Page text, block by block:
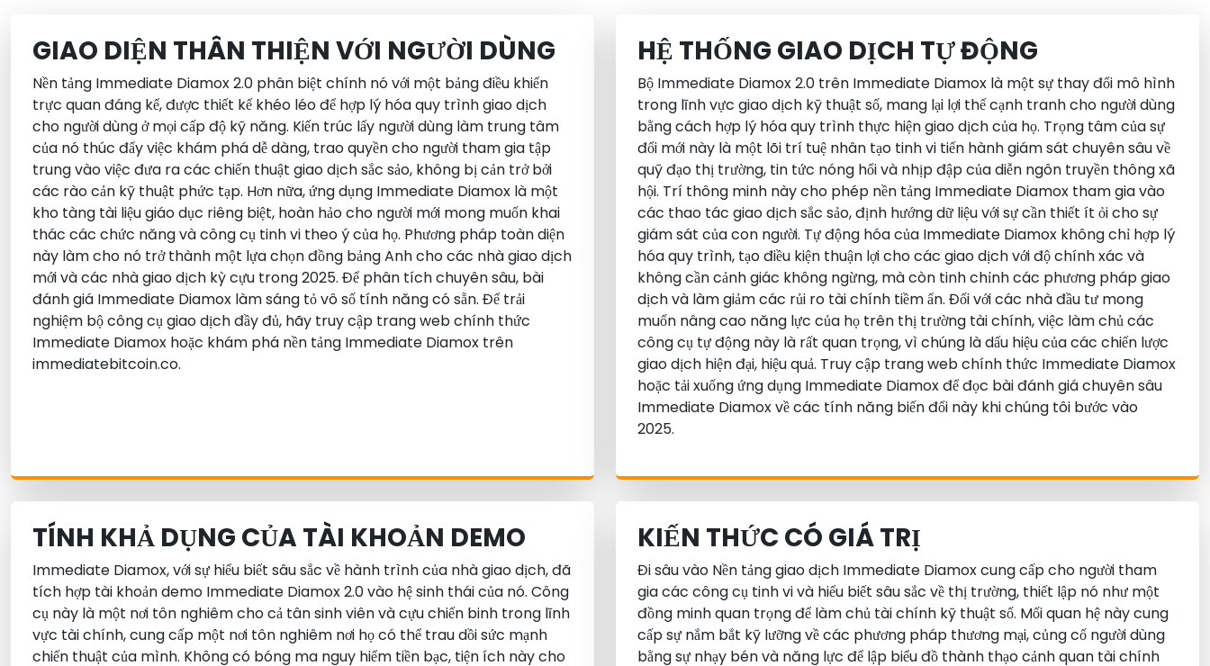
GIAO DIỆN THÂN THIỆN VỚI NGƯỜI DÙNG
Nền tảng Immediate Diamox 2.0 phân biệt chính nó với một bảng điều khiển
trực quan đáng kể, được thiết kế khéo léo để hợp lý hóa quy trình giao dịch
cho người dùng ở mọi cấp độ kỹ năng. Kiến trúc lấy người dùng làm trung tâm
của nó thúc đẩy việc khám phá dễ dàng, trao quyền cho người tham gia tập
trung vào việc đưa ra các chiến thuật giao dịch sắc sảo, không bị cản trở bởi
các rào cản kỹ thuật phức tạp. Hơn nữa, ứng dụng Immediate Diamox là một
kho tàng tài liệu giáo dục riêng biệt, hoàn hảo cho người mới mong muốn khai
thác các chức năng và công cụ tinh vi theo ý của họ. Phương pháp toàn diện
này làm cho nó trở thành một lựa chọn đồng bảng Anh cho các nhà giao dịch
mới và các nhà giao dịch kỳ cựu trong 2025. Để phân tích chuyên sâu, bài
đánh giá Immediate Diamox làm sáng tỏ vô số tính năng có sẵn. Để trải
nghiệm bộ công cụ giao dịch đầy đủ, hãy truy cập trang web chính thức
Immediate Diamox hoặc khám phá nền tảng Immediate Diamox trên
immediatebitcoin.co.
HỆ THỐNG GIAO DỊCH TỰ ĐỘNG
Bộ Immediate Diamox 2.0 trên Immediate Diamox là một sự thay đổi mô hình
trong lĩnh vực giao dịch kỹ thuật số, mang lại lợi thế cạnh tranh cho người dùng
bằng cách hợp lý hóa quy trình thực hiện giao dịch của họ. Trọng tâm của sự
đổi mới này là một lõi trí tuệ nhân tạo tinh vi tiến hành giám sát chuyên sâu về
quỹ đạo thị trường, tin tức nóng hổi và nhịp đập của diễn ngôn truyền thông xã
hội. Trí thông minh này cho phép nền tảng Immediate Diamox tham gia vào
các thao tác giao dịch sắc sảo, định hướng dữ liệu với sự cần thiết ít ỏi cho sự
giám sát của con người. Tự động hóa của Immediate Diamox không chỉ hợp lý
hóa quy trình, tạo điều kiện thuận lợi cho các giao dịch với độ chính xác và
không cần cảnh giác không ngừng, mà còn tinh chỉnh các phương pháp giao
dịch và làm giảm các rủi ro tài chính tiềm ẩn. Đối với các nhà đầu tư mong
muốn nâng cao năng lực của họ trên thị trường tài chính, việc làm chủ các
công cụ tự động này là rất quan trọng, vì chúng là dấu hiệu của các chiến lược
giao dịch hiện đại, hiệu quả. Truy cập trang web chính thức Immediate Diamox
hoặc tải xuống ứng dụng Immediate Diamox để đọc bài đánh giá chuyên sâu
Immediate Diamox về các tính năng biến đổi này khi chúng tôi bước vào
2025.
TÍNH KHẢ DỤNG CỦA TÀI KHOẢN DEMO
Immediate Diamox, với sự hiểu biết sâu sắc về hành trình của nhà giao dịch, đã
tích hợp tài khoản demo Immediate Diamox 2.0 vào hệ sinh thái của nó. Công
cụ này là một nơi tôn nghiêm cho cả tân sinh viên và cựu chiến binh trong lĩnh
vực tài chính, cung cấp một nơi tôn nghiêm nơi họ có thể trau dồi sức mạnh
chiến thuật của mình. Không có bóng ma nguy hiểm tiền bạc, tiện ích này cho
KIẾN THỨC CÓ GIÁ TRỊ
Đi sâu vào Nền tảng giao dịch Immediate Diamox cung cấp cho người tham
gia các công cụ tinh vi và hiểu biết sâu sắc về thị trường, thiết lập nó như một
đồng minh quan trọng để làm chủ tài chính kỹ thuật số. Mối quan hệ này cung
cấp sự nắm bắt kỹ lưỡng về các phương pháp thương mại, củng cố người dùng
bằng sự nhạy bén và năng lực để lập biểu đồ thành thạo cảnh quan tài chính